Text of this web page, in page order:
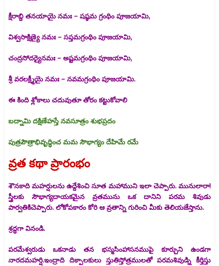
క్షీరాబ్ది తనయాయై నమః – షష్ఠమ గ్రంథిం పూజయామి,
విశ్వసాక్షిణ్యై నమః – సప్తమగ్రంథిం పూజయామి,
చంద్రసోదర్యైనమః – అష్టమగ్రంథిం పూజయామి,
శ్రీ వరలక్ష్మీయై నమః – నవమగ్రంథిం పూజయామి.
ఈ కింది శ్లోకాలు చదువుతూ తోరం కట్టుకోవాలి
బద్నామి దక్షిణేహస్తే నవసూత్రం శుభప్రదం
పుత్రపౌత్రాభివృద్ధించ మమ సౌభాగ్యం దేహిమే రమే
వ్రత కథా ప్రారంభం
శౌనకాది మహర్షులను ఉద్దేశించి సూత మహాముని ఇలా చెప్పారు. మునులారా!
స్త్రీలకు సౌభాగ్యదాయకమైన వ్రతమును ఒక దానిని పరమ శివుడు
పార్వతికిచెప్పారు. లోకోపకారం కోరి ఆ వ్రతాన్ని గురించి మీకు తెలియజేస్తాను.
శ్రద్ధగా వినండి.
పరమేశ్వరుడు ఒకనాడు తన భస్మసింహాసనముపై కూర్చుని ఉండగా
నారదమహర్షి.ఇంద్రాది దిక్పాలకులు స్తుతిస్తోత్రములతో పరమశివుడ్ని కీర్తిస్తు